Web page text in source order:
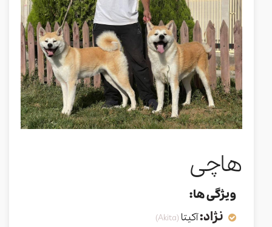
هاچی
ویژگی ها:
نژاد:آکیتا (Akita)